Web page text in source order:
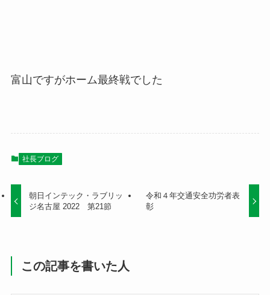
富山ですがホーム最終戦でした
社長ブログ
朝日インテック・ラブリッ
ジ名古屋 2022 第21節
令和４年交通安全功労者表
彰
この記事を書いた人